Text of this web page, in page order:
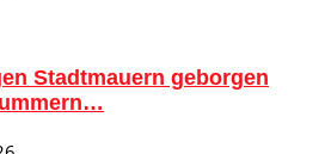
Stadtmauern geborgen